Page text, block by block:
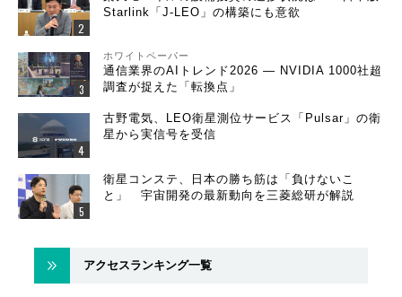
Starlink「J-LEO」の構築にも意欲
ホワイトペーパー
通信業界のAIトレンド2026 ― NVIDIA 1000社超
調査が捉えた「転換点」
古野電気、LEO衛星測位サービス「Pulsar」の衛
星から実信号を受信
衛星コンステ、日本の勝ち筋は「負けないこ
と」 宇宙開発の最新動向を三菱総研が解説
アクセスランキング一覧